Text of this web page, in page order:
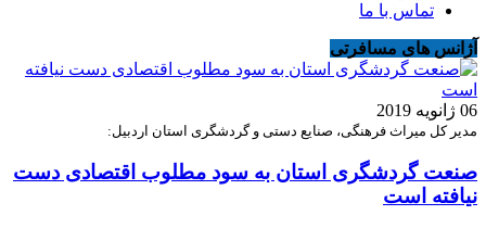
تماس با ما
آژانس های مسافرتی
06 ژانویه 2019
مدیر کل میراث فرهنگی، صنایع دستی و گردشگری استان اردبیل:
صنعت گردشگری استان به سود مطلوب اقتصادی دست
نیافته است